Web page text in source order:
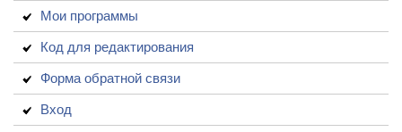
Мои программы
Код для редактирования
Форма обратной связи
Вход